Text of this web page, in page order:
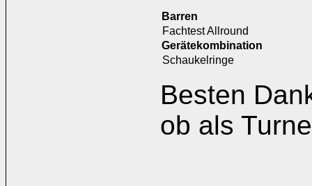
Barren
Fachtest Allround
Gerätekombination
Schaukelringe
Besten
ob als